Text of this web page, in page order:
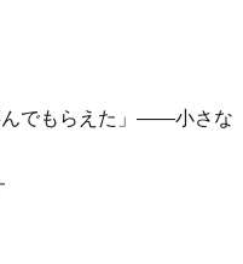
んでもらえた」——小さな